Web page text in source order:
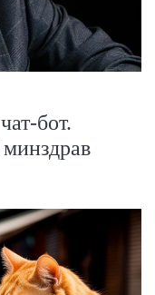
бот.